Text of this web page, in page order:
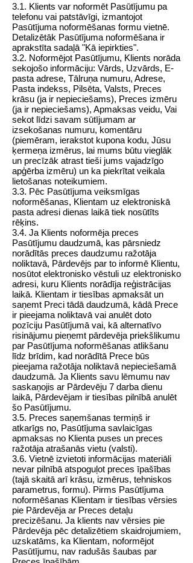
3.1. Klients var noformēt Pasūtījumu pa
telefonu vai patstāvīgi, izmantojot
Pasūtījuma noformēšanas formu vietnē.
Detalizētāk Pasūtījuma noformēšana ir
aprakstīta sadaļā "Kā iepirkties".
3.2. Noformējot Pasūtījumu, Klients norāda
sekojošo informāciju: Vārds, Uzvārds, E-
pasta adrese, Tālruņa numuru, Adrese,
Pasta indekss, Pilsēta, Valsts, Preces
krāsu (ja ir nepieciešams), Preces izmēru
(ja ir nepieciešams), Apmaksas veidu, Vai
sekot līdzi savam sūtījumam ar
izsekošanas numuru, komentāru
(piemēram, ierakstot kupona kodu, Jūsu
ķermeņa izmērus, lai mums būtu vieglāk
un precīzāk atrast tieši jums vajadzīgo
apģērba izmēru) un ka piekrītat veikala
lietošanas noteikumiem.
3.3. Pēc Pasūtījuma veiksmīgas
noformēšanas, Klientam uz elektroniskā
pasta adresi dienas laikā tiek nosūtīts
rēķins.
3.4. Ja Klients noformēja preces
Pasūtījumu daudzumā, kas pārsniedz
norādītās preces daudzumu ražotāja
noliktavā, Pārdevējs par to informē Klientu,
nosūtot elektronisko vēstuli uz elektronisko
adresi, kuru Klients norādīja reģistrācijas
laikā. Klientam ir tiesības apmaksāt un
saņemt Preci tādā daudzumā, kādā Prece
ir pieejama noliktavā vai anulēt doto
pozīciju Pasūtījumā vai, kā alternatīvo
risinājumu pieņemt pārdevēja priekšlikumu
par Pasūtījuma noformēšanas atlikšanu
līdz brīdim, kad norādītā Prece būs
pieejama ražotāja noliktavā nepieciešamā
daudzumā. Ja Klients savu lēmumu nav
saskaņojis ar Pārdevēju 7 darba dienu
laikā, Pārdevējam ir tiesības pilnībā anulēt
šo Pasūtījumu.
3.5. Preces saņemšanas termiņš ir
atkarīgs no, Pasūtījuma savlaicīgas
apmaksas no Klienta puses un preces
ražotāja atrašanās vietu (valsti).
3.6. Vietnē izvietoti informācijas materiāli
nevar pilnībā atspoguļot preces īpašības
(tajā skaitā arī krāsu, izmērus, tehniskos
parametrus, formu). Pirms Pasūtījuma
noformēšanas Klientam ir tiesības vērsies
pie Pārdevēja ar Preces detaļu
precizēšanu. Ja klients nav vērsies pie
Pārdevēja pēc detalizētiem skaidrojumiem,
uzskatāms, ka Klientam, noformējot
Pasūtījumu, nav radušās šaubas par